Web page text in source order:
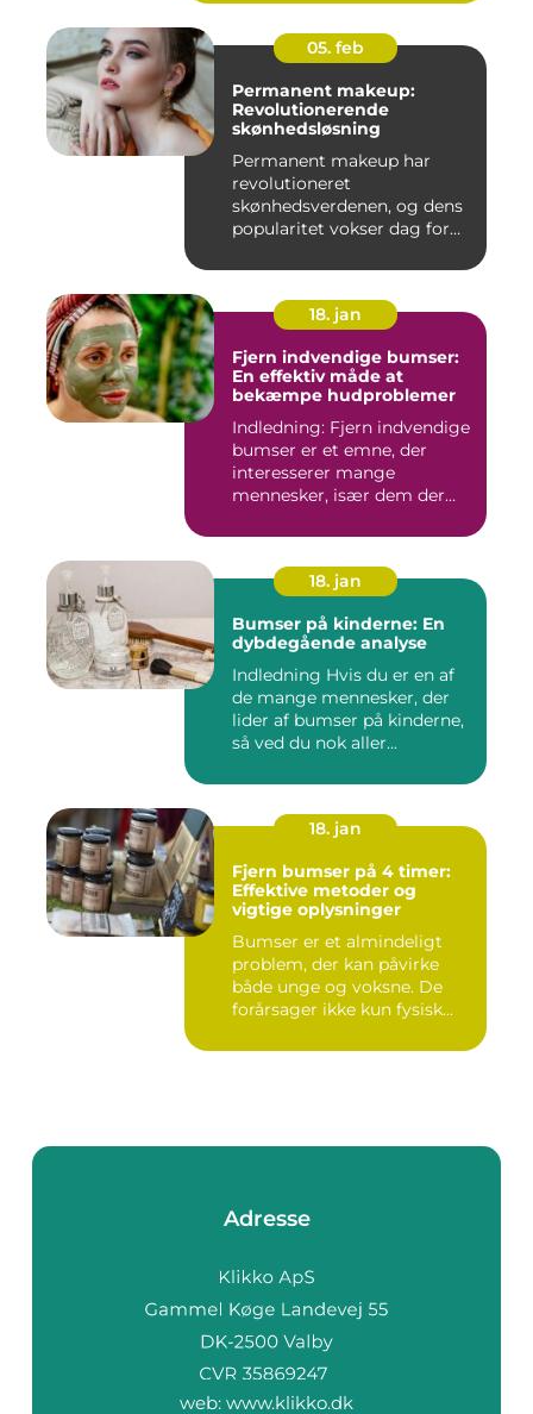
05. feb
Permanent makeup:
Revolutionerende
skønhedsløsning
Permanent makeup har
revolutioneret
skønhedsverdenen, og dens
popularitet vokser dag for
18. jan
Fjern indvendige bumser:
En effektiv måde at
bekæmpe hudproblemer
Indledning: Fjern indvendige
bumser er et emne, der
interesserer mange
mennesker, især dem der
18. jan
Bumser på kinderne: En
dybdegående analyse
Indledning Hvis du er en af
de mange mennesker, der
lider af bumser på kinderne,
så ved du nok aller...
18. jan
Fjern bumser på 4 timer:
Effektive metoder og
vigtige oplysninger
Bumser er et almindeligt
problem, der kan påvirke
både unge og voksne. De
forårsager ikke kun fysisk...
Adresse
web: www.klikko.dk